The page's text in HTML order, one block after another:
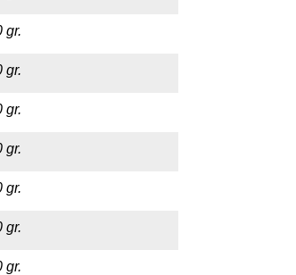
gr.
gr.
gr.
gr.
gr.
gr.
gr.